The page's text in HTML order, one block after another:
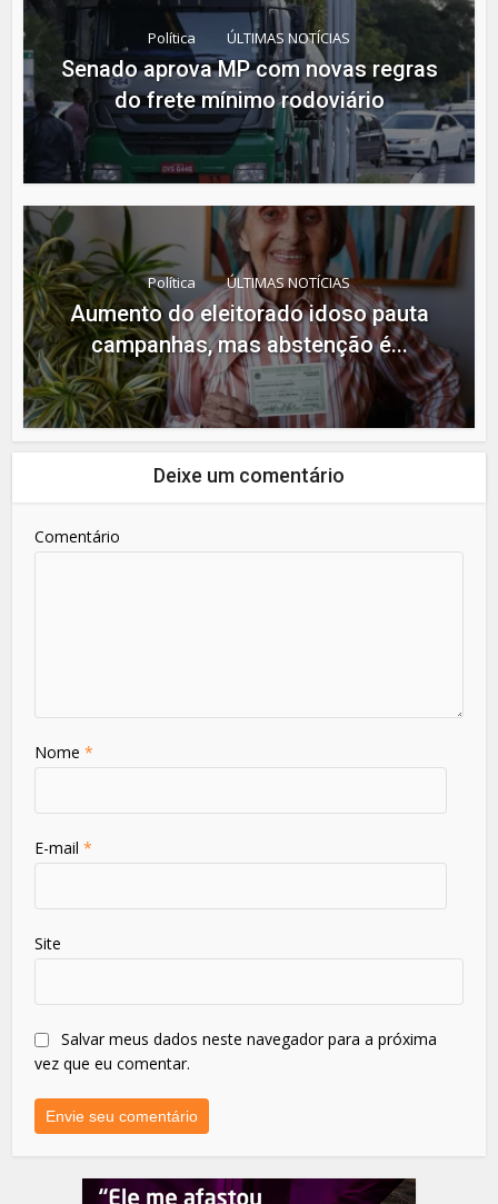
Política ÚLTIMAS NOTÍCIAS
Senado aprova MP com novas regras
do frete mínimo rodoviário
Política ÚLTIMAS NOTÍCIAS
Aumento do eleitorado idoso pauta
campanhas, mas abstenção é...
Deixe um comentário
Comentário
Nome*
E-mail*
Site
Salvar meus dados neste navegador para a próxima
vez que eu comentar.